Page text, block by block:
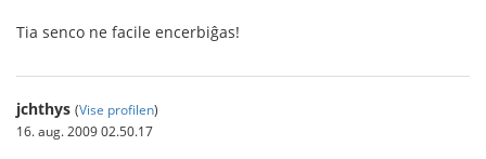
Tia senco ne facile encerbiĝas!
jchthys (Vise profilen)
16. aug. 2009 02.50.17